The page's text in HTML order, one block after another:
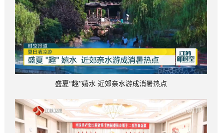
盛夏“趣”嬉水 近郊亲水游成消暑热点